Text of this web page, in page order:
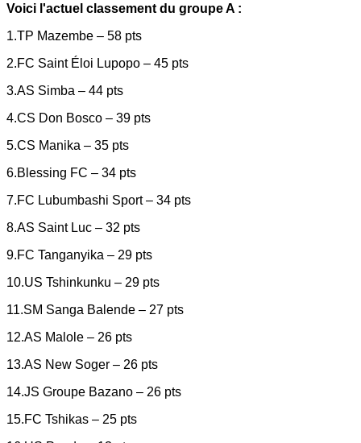
Voici l'actuel classement du groupe A :
1.TP Mazembe – 58 pts
2.FC Saint Éloi Lupopo – 45 pts
3.AS Simba – 44 pts
4.CS Don Bosco – 39 pts
5.CS Manika – 35 pts
6.Blessing FC – 34 pts
7.FC Lubumbashi Sport – 34 pts
8.AS Saint Luc – 32 pts
9.FC Tanganyika – 29 pts
10.US Tshinkunku – 29 pts
11.SM Sanga Balende – 27 pts
12.AS Malole – 26 pts
13.AS New Soger – 26 pts
14.JS Groupe Bazano – 26 pts
15.FC Tshikas – 25 pts